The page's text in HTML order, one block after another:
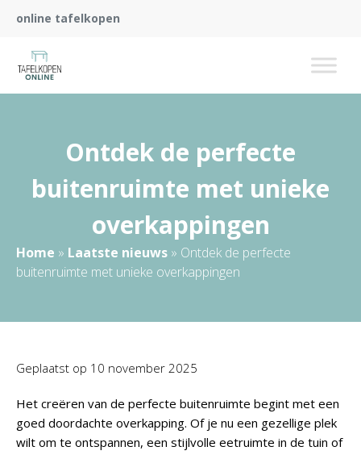
online tafelkopen
Ontdek de perfecte
buitenruimte met unieke
overkappingen
Home » Laatste nieuws » Ontdek de perfecte
buitenruimte met unieke overkappingen
Geplaatst op 10 november 2025
Het creëren van de perfecte buitenruimte begint met een
goed doordachte overkapping. Of je nu een gezellige plek
wilt om te ontspannen, een stijlvolle eetruimte in de tuin of